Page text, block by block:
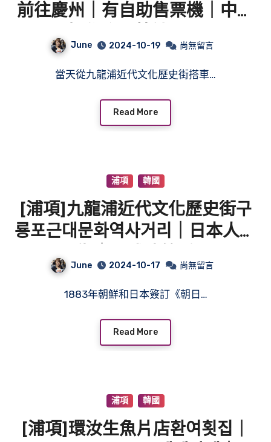
前往慶州｜有自助售票機｜中文
June 2024-10-19 尚無留言
當天從九龍浦近代文化歷史街搭車…
Read More
浦項 韓國
[浦項]九龍浦近代文化歷史街구
룡포근대문화역사거리｜日本人家
屋街｜日式建築房屋
June 2024-10-17 尚無留言
1883年朝鮮和日本簽訂《朝日…
Read More
浦項 韓國
[浦項]環汝生魚片店환여횟집｜